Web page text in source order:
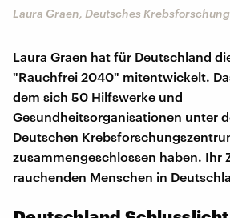
Laura Graen, Deutsches
Laura Graen hat für Deutschland
"Rauchfrei 2040" mitentwickelt.
dem sich 50 Hilfswerke und
Gesundheitsorganisationen unter
Deutschen
zusammengeschlossen haben. Ihr
rauchenden Menschen in